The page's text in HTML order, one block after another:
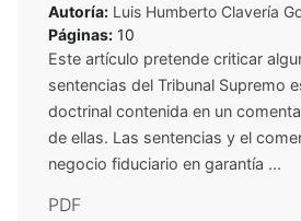
Autoría: Luis Humberto Clavería
Páginas: 10
Este artículo pretende criticar
sentencias del Tribunal Supremo
doctrinal contenida en un
de ellas. Las sentencias y el
negocio fiduciario en garantía ...
PDF